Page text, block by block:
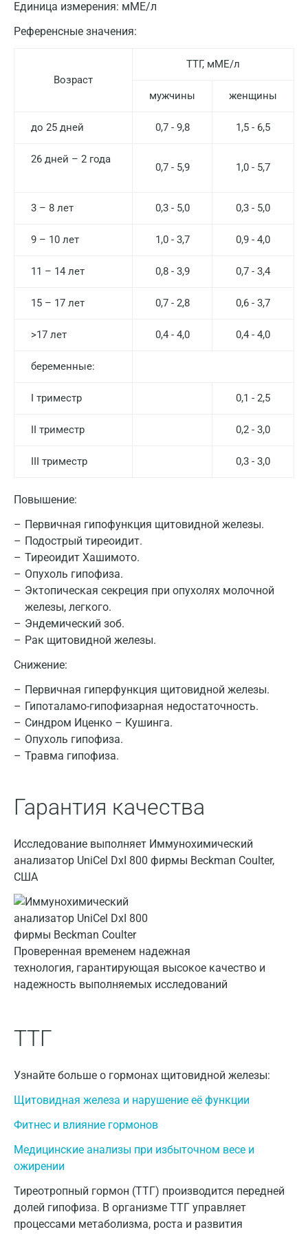
Единица измерения: мМЕ/л
Референсные значения:
Возраст
ТТГ, мМЕ/л
мужчины женщины
до 25 дней 0,7 - 9,8 1,5 - 6,5
26 дней – 2 года
0,7 - 5,9 1,0 - 5,7
3 – 8 лет 0,3 - 5,0 0,3 - 5,0
9 – 10 лет 1,0 - 3,7 0,9 - 4,0
11 – 14 лет 0,8 - 3,9 0,7 - 3,4
15 – 17 лет 0,7 - 2,8 0,6 - 3,7
>17 лет 0,4 - 4,0 0,4 - 4,0
беременные:
I триместр 0,1 - 2,5
II триместр 0,2 - 3,0
III триместр 0,3 - 3,0
Повышение:
Первичная гипофункция щитовидной железы.
Подострый тиреоидит.
Тиреоидит Хашимото.
Опухоль гипофиза.
Эктопическая секреция при опухолях молочной
железы, легкого.
Эндемический зоб.
Рак щитовидной железы.
Снижение:
Первичная гиперфункция щитовидной железы.
Гипоталамо-гипофизарная недостаточность.
Синдром Иценко – Кушинга.
Опухоль гипофиза.
Травма гипофиза.
Гарантия качества
Исследование выполняет Иммунохимический
анализатор UniCel DxI 800 фирмы Beckman Coulter,
США
Проверенная временем надежная
технология, гарантирующая высокое качество и
надежность выполняемых исследований
ТТГ
Узнайте больше о гормонах щитовидной железы:
Щитовидная железа и нарушение её функции
Фитнес и влияние гормонов
Медицинские анализы при избыточном весе и
ожирении
Тиреотропный гормон (ТТГ) производится передней
долей гипофиза. В организме ТТГ управляет
процессами метаболизма, роста и развития
Москва
Альметьевск
Астрахань
Великий Новгород
Видное
Владимир
Воронеж
Всеволожск
Гатчина
Геленджик
Голубое
Дзержинск
Дзержинский
Долгопрудный
Домодедово
Екатеринбург
Жуковский
Иваново
Ижевск
Истра
Йошкар-Ола
Калининград
Кемерово
Котельники
Красногорск
Краснодар